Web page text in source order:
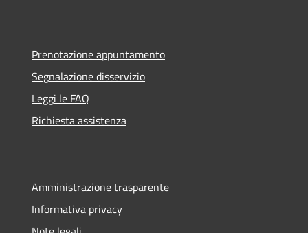
Prenotazione appuntamento
Segnalazione disservizio
Leggi le FAQ
Richiesta assistenza
Amministrazione trasparente
Informativa privacy